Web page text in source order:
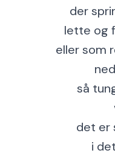
der
lette og
eller som
så
det er
i